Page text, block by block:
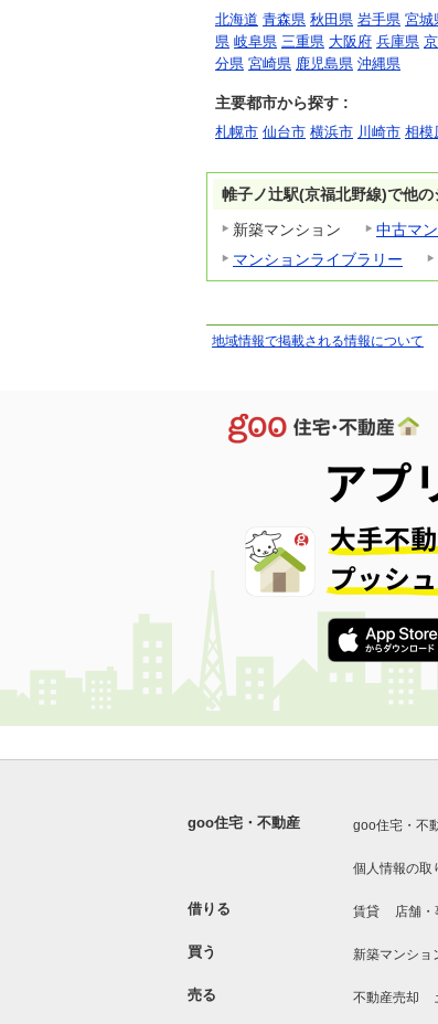
北海道 青森県 秋田県 岩手県 宮城
県 岐阜県 三重県 大阪府 兵庫県
分県 宮崎県 鹿児島県 沖縄県
主要都市から探す :
札幌市 仙台市 横浜市 川崎市 相模
帷子ノ辻駅(京福北野線)で他
新築マンション
中古マ
マンションライブラリー
地域情報で掲載される情報について
goo住宅・不動産 goo住宅・不
個人情報の取
借りる 賃貸 店舗・
買う 新築マンショ
売る 不動産売却